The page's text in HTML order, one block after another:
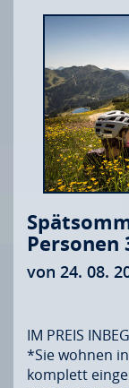
Personen
von 24. 08.
IM PREIS
*Sie wohnen
komplett